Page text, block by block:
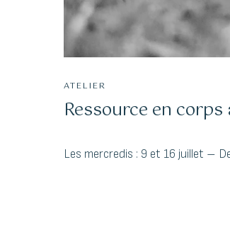
ATELIER
Ressource en
Les mercredis : 9 et 16 juillet –